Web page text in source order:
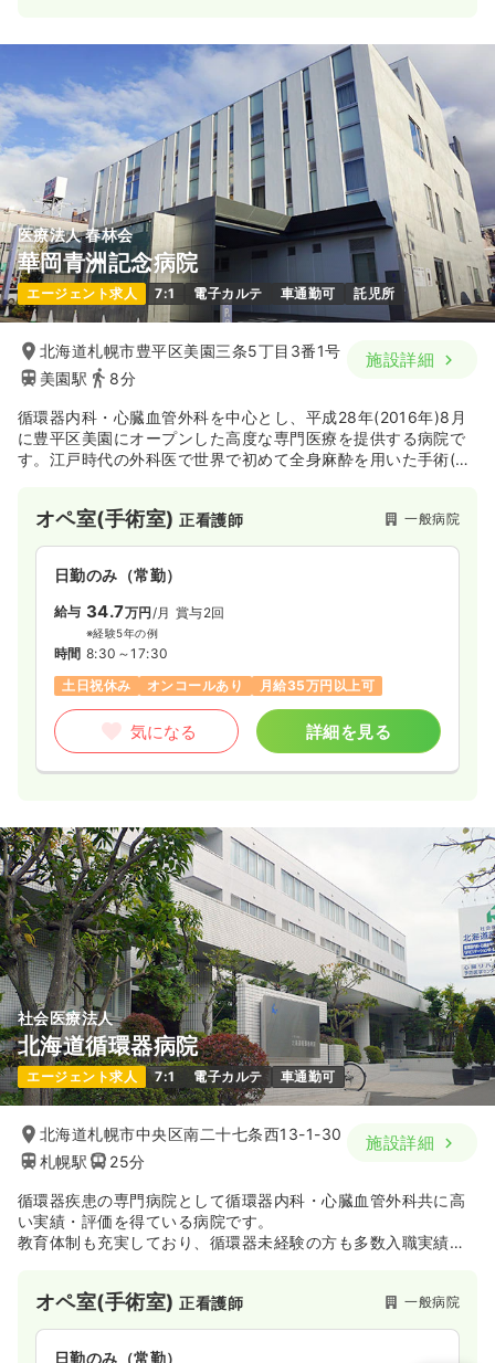
医療法人 春林会
華岡青洲記念病院
エージェント求人 7:1 電子カルテ 車通勤可 託児所
北海道札幌市豊平区美園三条5丁目3番1号
美園駅
8分
施設詳細
循環器内科・心臓血管外科を中心とし、平成28年(2016年)8月
に豊平区美園にオープンした高度な専門医療を提供する病院で
す。江戸時代の外科医で世界で初めて全身麻酔を用いた手術(乳
オペ室(手術室)正看護師 一般病院
日勤のみ（常勤）
給与 34.7万円/月 賞与2回
※経験5年の例
時間 8:30～17:30
土日祝休み
オンコールあり 月給35万円以上可
気になる 詳細を見る
社会医療法人
北海道循環器病院
エージェント求人 7:1 電子カルテ 車通勤可
北海道札幌市中央区南二十七条西13-1-30
札幌駅
25分
施設詳細
循環器疾患の専門病院として循環器内科・心臓血管外科共に高
い実績・評価を得ている病院です。
教育体制も充実しており、循環器未経験の方も多数入職実績が
また、札幌で8病院しか認定を受けていない『札幌市ワーク・ラ
イフ・バランスplus』認証を受けております！その中でも一番
指標の高いレベル3を取得しております！
オペ室(手術室)正看護師 一般病院
日勤のみ（常勤）